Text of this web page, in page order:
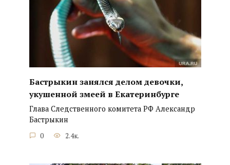
Бастрыкин занялся делом девочки,
укушенной змеей в Екатеринбурге
Глава Следственного комитета РФ Александр
Бастрыкин
0 2.4к.